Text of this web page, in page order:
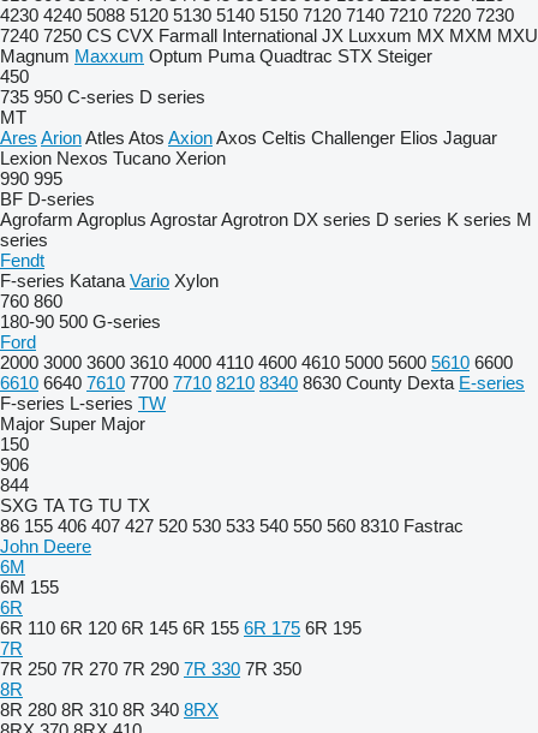
4230 4240 5088 5120 5130 5140 5150 7120 7140 7210 7220 7230
7240 7250 CS CVX Farmall International JX Luxxum MX MXM MXU
Magnum Maxxum Optum Puma Quadtrac STX Steiger
450
735 950 C-series D series
MT
Ares ArionAtles Atos AxionAxos Celtis Challenger Elios Jaguar
Lexion Nexos Tucano Xerion
990 995
BF D-series
Agrofarm Agroplus AgrostarAgrotron DX series D series K series M
series
Fendt
F-series Katana Vario Xylon
760 860
180-90 500 G-series
Ford
2000 3000 3600 3610 4000 4110 4600 4610 5000 5600 5610 6600
6610 6640 7610 7700 7710 8210 8340 8630 County Dexta E-series
F-series L-series TW
Major Super Major
150
906
844
SXG TA TG TU TX
86 155 406 407 427 520 530 533 540 550 560 8310 Fastrac
John Deere
6M
6M 155
6R
6R 110 6R 120 6R 145 6R 155 6R 175 6R 195
7R
7R 250 7R 270 7R 290 7R 330 7R 350
8R
8R 280 8R 310 8R 340 8RX